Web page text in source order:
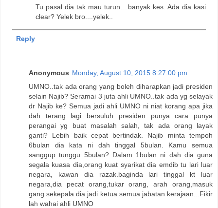
Tu pasal dia tak mau turun....banyak kes. Ada dia kasi
clear? Yelek bro....yelek..
Reply
Anonymous Monday, August 10, 2015 8:27:00 pm
UMNO..tak ada orang yang boleh diharapkan jadi presiden
selain Najib? Seramai 3 juta ahli UMNO..tak ada yg selayak
dr Najib ke? Semua jadi ahli UMNO ni niat korang apa jika
dah terang lagi bersuluh presiden punya cara punya
perangai yg buat masalah salah, tak ada orang layak
ganti? Lebih baik cepat bertindak. Najib minta tempoh
6bulan dia kata ni dah tinggal 5bulan. Kamu semua
sanggup tunggu 5bulan? Dalam 1bulan ni dah dia guna
segala kuasa dia,orang kuat syarikat dia emdib tu lari luar
negara, kawan dia razak.baginda lari tinggal kt luar
negara,dia pecat orang,tukar orang, arah orang,masuk
gang sekepala dia jadi ketua semua jabatan kerajaan...Fikir
lah wahai ahli UMNO